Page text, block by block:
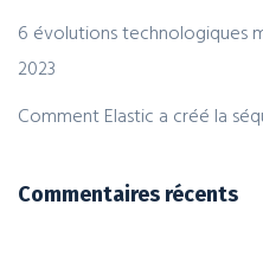
6 évolutions technologiques
2023
Comment Elastic a créé la
Commentaires récents